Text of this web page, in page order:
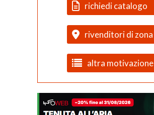
richiedi catalogo
rivenditori di zona
altra motivazione